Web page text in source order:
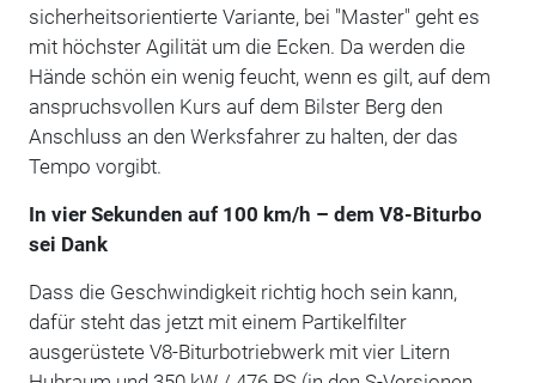
sicherheitsorientierte Variante, bei "Master" geht es
mit höchster Agilität um die Ecken. Da werden die
Hände schön ein wenig feucht, wenn es gilt, auf dem
anspruchsvollen Kurs auf dem Bilster Berg den
Anschluss an den Werksfahrer zu halten, der das
Tempo vorgibt.
In vier Sekunden auf 100 km/h – dem V8-Biturbo
sei Dank
Dass die Geschwindigkeit richtig hoch sein kann,
dafür steht das jetzt mit einem Partikelfilter
ausgerüstete V8-Biturbotriebwerk mit vier Litern